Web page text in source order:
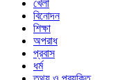
খেলা
বিনোদন
শিক্ষা
অপরাধ
প্রবাস
ধর্ম